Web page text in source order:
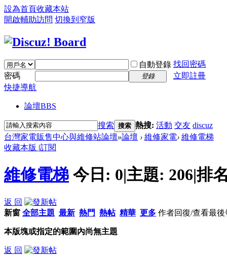
設為首頁收藏本站
開啟輔助訪問 切換到窄版
自動登錄 找回密碼
密碼
登錄
立即註冊
快捷導航
論壇BBS
搜索 搜索 熱搜: 活動 交友 discuz
台灣家電販售中心與維修站論壇»論壇 › 維修家電› 維修電梯
收藏本版 |訂閱
維修電梯 今日: 0|主題: 206|排
返 回
新窗 全部主題 最新 熱門 熱帖 精華 更多 作者回復/查看最後
本版塊或指定的範圍內尚無主題
返 回